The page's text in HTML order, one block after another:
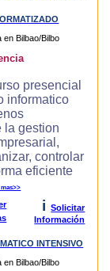
presencial
informatico
la gestion
controlar
eficiente
mas>>
i
Solicitar
Información
INTENSIVO